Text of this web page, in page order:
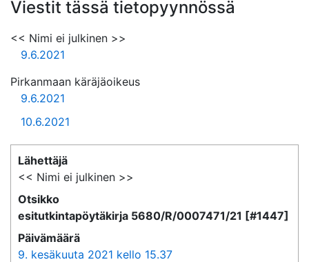
Viestit tässä tietopyynnössä
<< Nimi ei julkinen >>
9.6.2021
Pirkanmaan käräjäoikeus
9.6.2021
10.6.2021
Lähettäjä
<< Nimi ei julkinen >>
Otsikko
esitutkintapöytäkirja 5680/R/0007471/21 [#1447]
Päivämäärä
9. kesäkuuta 2021 kello 15.37